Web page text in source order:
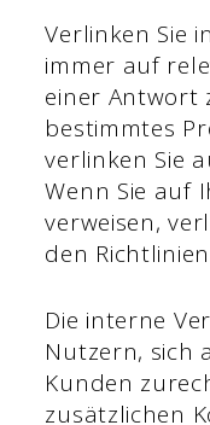
Verlinken Sie
immer auf
einer Antwort
bestimmtes
verlinken Sie
Wenn Sie auf
verweisen,
den
Die interne
Nutzern, sich
Kunden
zusätzlichen